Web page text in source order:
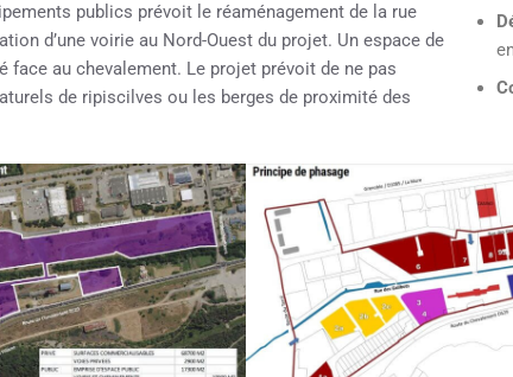
publics prévoit le réaménagement de la rue
d’une voirie au Nord-Ouest du projet. Un espace de
face au chevalement. Le projet prévoit de ne pas
de ripiscilves ou les berges de proximité des